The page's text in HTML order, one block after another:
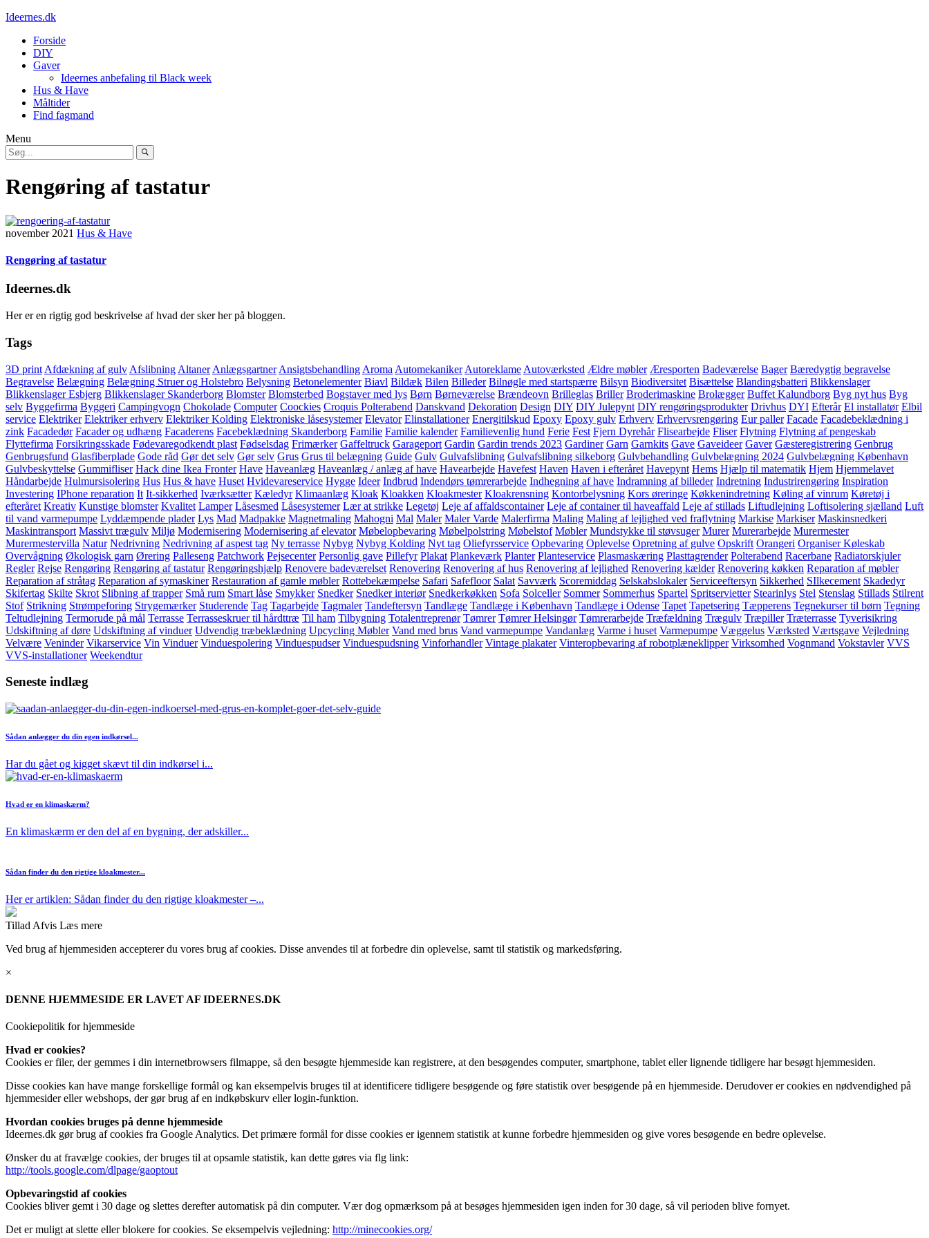
Ideernes.dk
Forside
DIY
Gaver
Ideernes anbefaling til Black week
Hus & Have
Måltider
Find fagmand
Menu
Rengøring af tastatur
november 2021 Hus & Have
Rengøring af tastatur
Ideernes.dk
Her er en rigtig god beskrivelse af hvad der sker her på bloggen.
Tags
3D print Afdækning af gulv Afslibning Altaner Anlægsgartner Ansigtsbehandling Aroma Automekaniker Autoreklame Autoværksted Ældre møbler Æresporten Badeværelse Bager Bæredygtig begravelse
Begravelse Belægning Belægning Struer og Holstebro Belysning Betonelementer Biavl Bildæk Bilen Billeder Bilnøgle med startspærre Bilsyn Biodiversitet Bisættelse Blandingsbatteri Blikkenslager
Blikkenslager Esbjerg Blikkenslager Skanderborg Blomster Blomsterbed Bogstaver med lys Børn Børneværelse Brændeovn Brilleglas Briller Broderimaskine Brolægger Buffet Kalundborg Byg nyt hus Byg
selv Byggefirma Byggeri Campingvogn Chokolade Computer Coockies Croquis Polterabend Danskvand Dekoration Design DIY DIY Julepynt DIY rengøringsprodukter Drivhus DYI Efterår El installatør Elbil
service Elektriker Elektriker erhverv Elektriker Kolding Elektroniske låsesystemer Elevator Elinstallationer Energitilskud Epoxy Epoxy gulv Erhverv Erhvervsrengøring Eur paller Facade Facadebeklædning i
zink Facadedør Facader og udhæng Facaderens Facebeklædning Skanderborg Familie Familie kalender Familievenlig hund Ferie Fest Fjern Dyrehår Flisearbejde Fliser Flytning Flytning af pengeskab
Flyttefirma Forsikringsskade Fødevaregodkendt plast Fødselsdag Frimærker Gaffeltruck Garageport Gardin Gardin trends 2023 Gardiner Garn Garnkits Gave Gaveideer Gaver Gæsteregistrering Genbrug
Genbrugsfund Glasfiberplade Gode råd Gør det selv Gør selv Grus Grus til belægning Guide Gulv Gulvafslibning Gulvafslibning silkeborg Gulvbehandling Gulvbelægning 2024 Gulvbelægning København
Gulvbeskyttelse Gummifliser Hack dine Ikea Fronter Have Haveanlæg Haveanlæg / anlæg af have Havearbejde Havefest Haven Haven i efteråret Havepynt Hems Hjælp til matematik Hjem Hjemmelavet
Håndarbejde Hulmursisolering Hus Hus & have Huset Hvidevareservice Hygge Ideer Indbrud Indendørs tømrerarbejde Indhegning af have Indramning af billeder Indretning Industrirengøring Inspiration
Investering IPhone reparation It It-sikkerhed Iværksætter Kæledyr Klimaanlæg Kloak Kloakken Kloakmester Kloakrensning Kontorbelysning Kors øreringe Køkkenindretning Køling af vinrum Køretøj i
efteråret Kreativ Kunstige blomster Kvalitet Lamper Låsesmed Låsesystemer Lær at strikke Legetøj Leje af affaldscontainer Leje af container til haveaffald Leje af stillads Liftudlejning Loftisolering sjælland Luft
til vand varmepumpe Lyddæmpende plader Lys Mad Madpakke Magnetmaling Mahogni Mal Maler Maler Varde Malerfirma Maling Maling af lejlighed ved fraflytning Markise Markiser Maskinsnedkeri
Maskintransport Massivt trægulv Miljø Modernisering Modernisering af elevator Møbelopbevaring Møbelpolstring Møbelstof Møbler Mundstykke til støvsuger Murer Murerarbejde Murermester
Murermestervilla Natur Nedrivning Nedrivning af aspest tag Ny terrasse Nybyg Nybyg Kolding Nyt tag Oliefyrsservice Opbevaring Oplevelse Opretning af gulve Opskrift Orangeri Organiser Køleskab
Overvågning Økologisk garn Ørering Palleseng Patchwork Pejsecenter Personlig gave Pillefyr Plakat Plankeværk Planter Planteservice Plasmaskæring Plasttagrender Polterabend Racerbane Radiatorskjuler
Regler Rejse Rengøring Rengøring af tastatur Rengøringshjælp Renovere badeværelset Renovering Renovering af hus Renovering af lejlighed Renovering kælder Renovering køkken Reparation af møbler
Reparation af stråtag Reparation af symaskiner Restauration af gamle møbler Rottebekæmpelse Safari Safefloor Salat Savværk Scoremiddag Selskabslokaler Serviceeftersyn Sikkerhed SIlkecement Skadedyr
Skifertag Skilte Skrot Slibning af trapper Små rum Smart låse Smykker Snedker Snedker interiør Snedkerkøkken Sofa Solceller Sommer Sommerhus Spartel Spritservietter Stearinlys Stel Stenslag Stillads Stilrent
Stof Strikning Strømpeforing Strygemærker Studerende Tag Tagarbejde Tagmaler Tandeftersyn Tandlæge Tandlæge i København Tandlæge i Odense Tapet Tapetsering Tæpperens Tegnekurser til børn Tegning
Teltudlejning Termorude på mål Terrasse Terrasseskruer til hårdttræ Til ham Tilbygning Totalentreprenør Tømrer Tømrer Helsingør Tømrerarbejde Træfældning Trægulv Træpiller Træterrasse Tyverisikring
Udskiftning af døre Udskiftning af vinduer Udvendig træbeklædning Upcycling Møbler Vand med brus Vand varmepumpe Vandanlæg Varme i huset Varmepumpe Væggelus Værksted Værtsgave Vejledning
Velvære Veninder Vikarservice Vin Vinduer Vinduespolering Vinduespudser Vinduespudsning Vinforhandler Vintage plakater Vinteropbevaring af robotplæneklipper Virksomhed Vognmand Vokstavler VVS
VVS-installationer Weekendtur
Seneste indlæg
Sådan anlægger du din egen indkørsel...
Har du gået og kigget skævt til din indkørsel i...
Hvad er en klimaskærm?
En klimaskærm er den del af en bygning, der adskiller...
Sådan finder du den rigtige kloakmester...
Her er artiklen: Sådan finder du den rigtige kloakmester –...
Tillad Afvis Læs mere
Ved brug af hjemmesiden accepterer du vores brug af cookies. Disse anvendes til at forbedre din oplevelse, samt til statistik og markedsføring.
×
DENNE HJEMMESIDE ER LAVET AF IDEERNES.DK
Cookiepolitik for hjemmeside
Hvad er cookies?
Cookies er filer, der gemmes i din internetbrowsers filmappe, så den besøgte hjemmeside kan registrere, at den besøgendes computer, smartphone, tablet eller lignende tidligere har besøgt hjemmesiden.
Disse cookies kan have mange forskellige formål og kan eksempelvis bruges til at identificere tidligere besøgende og føre statistik over besøgende på en hjemmeside. Derudover er cookies en nødvendighed på
hjemmesider eller webshops, der gør brug af en indkøbskurv eller login-funktion.
Hvordan cookies bruges på denne hjemmeside
Ideernes.dk gør brug af cookies fra Google Analytics. Det primære formål for disse cookies er igennem statistik at kunne forbedre hjemmesiden og give vores besøgende en bedre oplevelse.
Ønsker du at fravælge cookies, der bruges til at opsamle statistik, kan dette gøres via flg link:
http://tools.google.com/dlpage/gaoptout
Opbevaringstid af cookies
Cookies bliver gemt i 30 dage og slettes derefter automatisk på din computer. Vær dog opmærksom på at besøges hjemmesiden igen inden for 30 dage, så vil perioden blive fornyet.
Det er muligt at slette eller blokere for cookies. Se eksempelvis vejledning: http://minecookies.org/